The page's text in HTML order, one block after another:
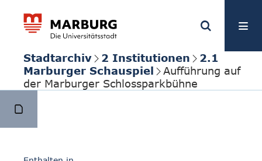
Stadtarchiv 2 Institutionen
2.1
Marburger Schauspiel
Aufführung auf
der Marburger Schlossparkbühne